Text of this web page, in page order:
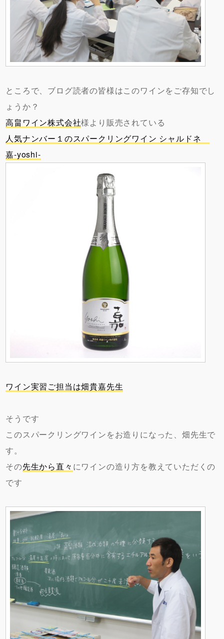
ところで、ブログ読者の皆様はこのワインをご存知でし
ょうか？
高畠ワイン株式会社様より販売されている
人気ナンバー１のスパークリングワイン シャルドネ
嘉-yoshi-
ワイン実習ご担当は畑貴嘉先生
そうです
このスパークリングワインをお造りになった、畑先生で
す。
その先生から直々 にワインの造り方を教えていただくの
です